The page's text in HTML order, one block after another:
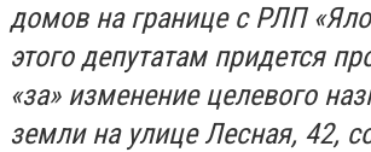
домов на границе с РЛП
этого депутатам придется
«за» изменение целевого
земли на улице Лесная, 42,